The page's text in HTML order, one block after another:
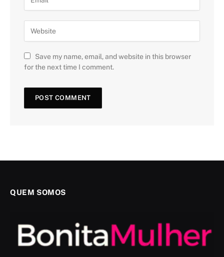
Save my name, email, and website in this browser
for the next time I comment.
QUEM SOMOS